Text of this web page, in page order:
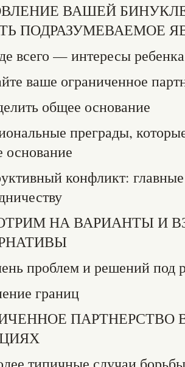
ВАШЕЙ
ПОДРАЗУМЕВАЕМОЕ
всего — интересы ребенка
ваше ограниченное
общее основание
преграды,
основание
конфликт:
НА ВАРИАНТЫ И
проблем и решений под
границ
ПАРТНЕРСТВО